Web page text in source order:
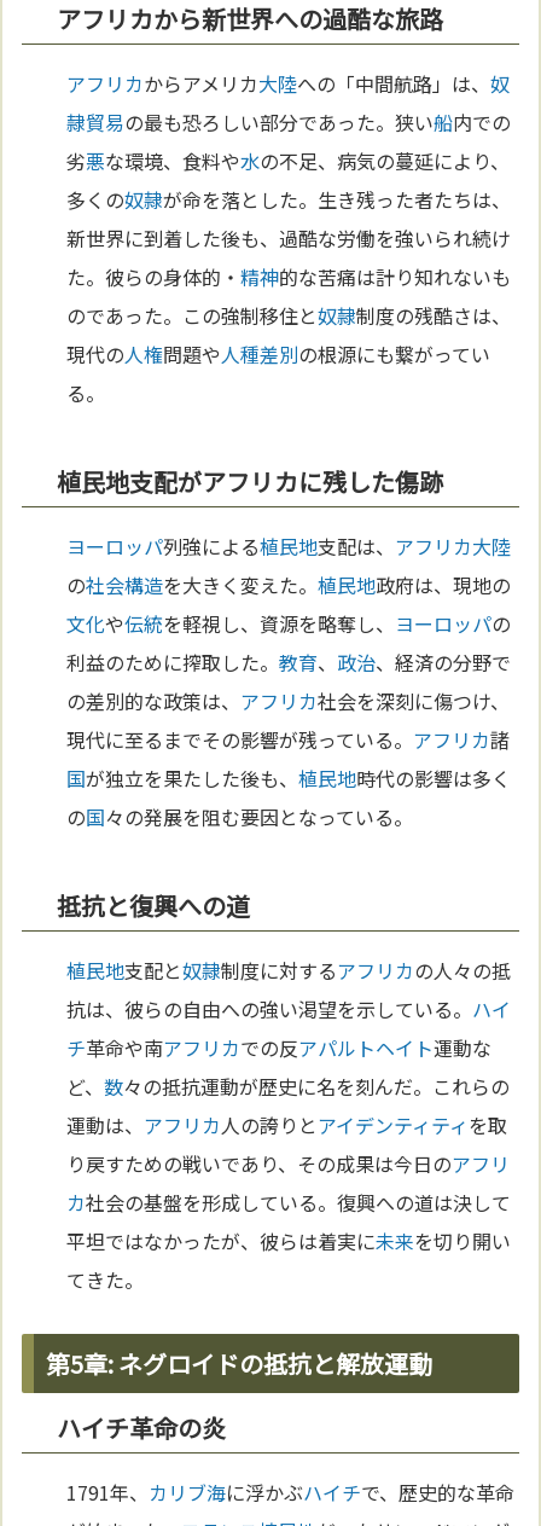
アフリカから新世界への過酷な旅路
アフリカからアメリカ大陸への「中間航路」は、奴
隷貿易の最も恐ろしい部分であった。狭い船内での
劣悪な環境、食料や水の不足、病気の蔓延により、
多くの奴隷が命を落とした。生き残った者たちは、
新世界に到着した後も、過酷な労働を強いられ続け
た。彼らの身体的・精神的な苦痛は計り知れないも
のであった。この強制移住と奴隷制度の残酷さは、
現代の人権問題や人種差別の根源にも繋がってい
る。
植民地支配がアフリカに残した傷跡
ヨーロッパ列強による植民地支配は、 アフリカ大陸
の社会構造を大きく変えた。植民地政府は、現地の
文化や伝統を軽視し、資源を略奪し、 ヨーロッパの
利益のために搾取した。教育、 政治、経済の分野で
の差別的な政策は、 アフリカ社会を深刻に傷つけ、
現代に至るまでその影響が残っている。 アフリカ諸
国が独立を果たした後も、植民地時代の影響は多く
の国々の発展を阻む要因となっている。
抵抗と復興への道
植民地支配と奴隷制度に対するアフリカの人々の抵
抗は、彼らの自由への強い渇望を示している。 ハイ
チ革命や南アフリカでの反アパルトヘイト運動な
ど、数々の抵抗運動が歴史に名を刻んだ。これらの
運動は、 アフリカ人の誇りとアイデンティティを取
り戻すための戦いであり、その成果は今日のアフリ
カ社会の基盤を形成している。復興への道は決して
平坦ではなかったが、彼らは着実に未来を切り開い
てきた。
第5章: ネグロイドの抵抗と解放運動
ハイチ革命の炎
1791年、 カリブ海に浮かぶハイチで、歴史的な革命